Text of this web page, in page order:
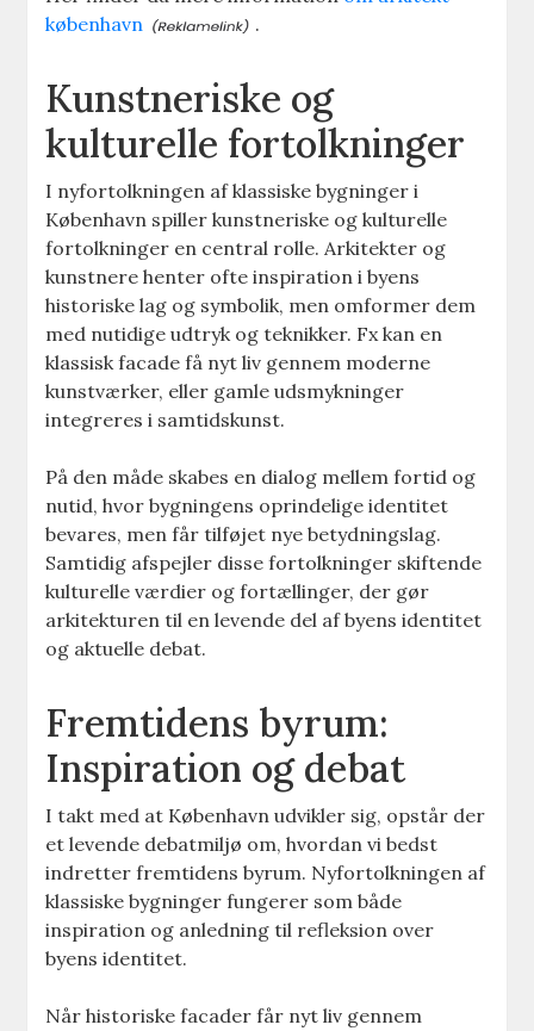
københavn
.
Kunstneriske og
kulturelle fortolkninger
I nyfortolkningen af klassiske bygninger i
København spiller kunstneriske og kulturelle
fortolkninger en central rolle. Arkitekter og
kunstnere henter ofte inspiration i byens
historiske lag og symbolik, men omformer dem
med nutidige udtryk og teknikker. Fx kan en
klassisk facade få nyt liv gennem moderne
kunstværker, eller gamle udsmykninger
integreres i samtidskunst.
På den måde skabes en dialog mellem fortid og
nutid, hvor bygningens oprindelige identitet
bevares, men får tilføjet nye betydningslag.
Samtidig afspejler disse fortolkninger skiftende
kulturelle værdier og fortællinger, der gør
arkitekturen til en levende del af byens identitet
og aktuelle debat.
Fremtidens byrum:
Inspiration og debat
I takt med at København udvikler sig, opstår der
et levende debatmiljø om, hvordan vi bedst
indretter fremtidens byrum. Nyfortolkningen af
klassiske bygninger fungerer som både
inspiration og anledning til refleksion over
byens identitet.
Når historiske facader får nyt liv gennem